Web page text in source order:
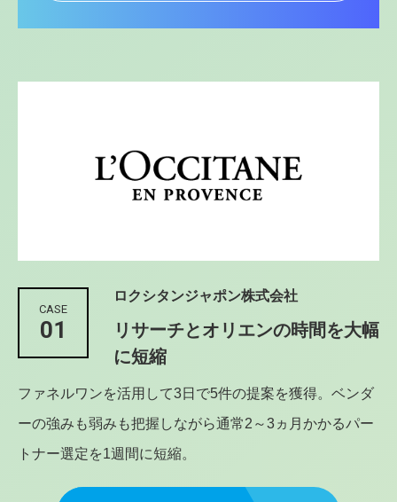
CASE
01
ロクシタンジャポン株式会社
リサーチとオリエンの時間を大幅
に短縮
ファネルワンを活用して3日で5件の提案を獲得。ベンダ
ーの強みも弱みも把握しながら通常2～3ヵ月かかるパー
トナー選定を1週間に短縮。